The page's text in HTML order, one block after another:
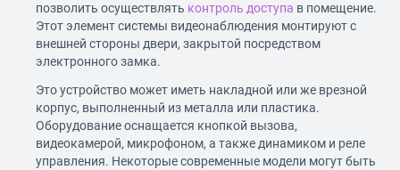
позволить осуществлять контроль доступа в помещение.
Этот элемент системы видеонаблюдения монтируют с
внешней стороны двери, закрытой посредством
электронного замка.
Это устройство может иметь накладной или же врезной
корпус, выполненный из металла или пластика.
Оборудование оснащается кнопкой вызова,
видеокамерой, микрофоном, а также динамиком и реле
управления. Некоторые современные модели могут быть